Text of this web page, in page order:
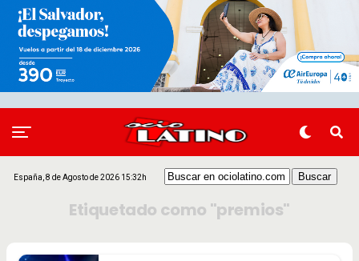
España, 8 de Agosto de 2026 15:32h
Etiquetado como "premios"